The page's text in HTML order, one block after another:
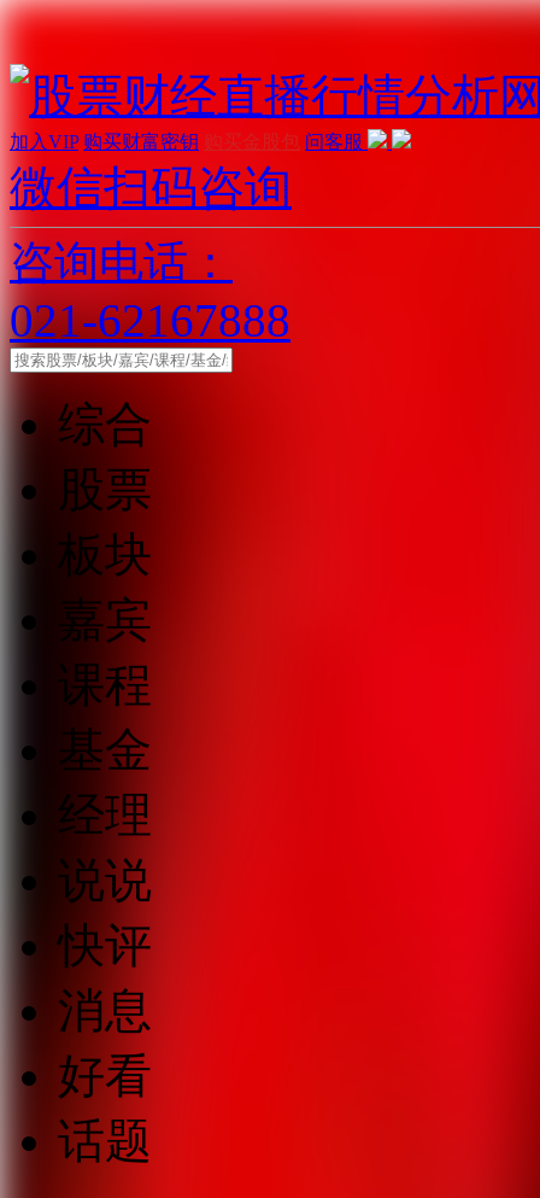
加入VIP 购买财富密钥 购买金股包 问客服
微信扫码咨询
咨询电话：
021-62167888
综合
股票
板块
嘉宾
课程
基金
经理
说说
快评
消息
好看
话题